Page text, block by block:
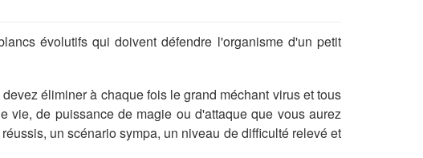
évolutifs qui doivent défendre l'organisme d'un petit
éliminer à chaque fois le grand méchant virus et tous
vie, de puissance de magie ou d'attaque que vous aurez
un scénario sympa, un niveau de difficulté relevé et